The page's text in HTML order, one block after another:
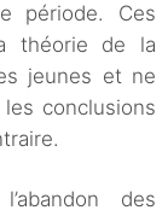
période. Ces
théorie de la
jeunes et ne
conclusions
des